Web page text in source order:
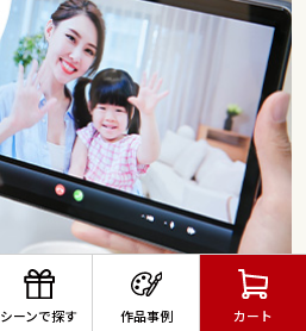
シーンで探す 作品事例 カート